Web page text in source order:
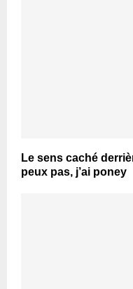
Le sens caché
peux pas, j’ai poney